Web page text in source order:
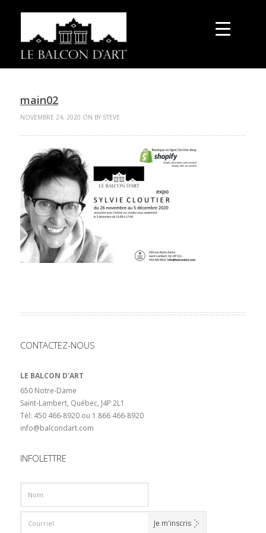
main02
NOVEMBRE 24, 2020 ON BY STEVE
CONTACTEZ-NOUS
LE BALCON D'ART
650 Notre-Dame
Saint-Lambert, Québec, J4P 2L1
Tél: 450 466-8920 ou 1 866 466-8920
info@balcondart.com
INFOLETTRE